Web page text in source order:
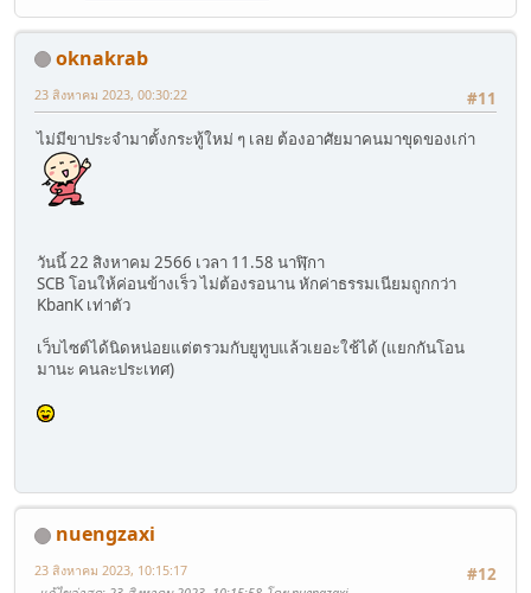
oknakrab
#11
23 สิงหาคม 2023, 00:30:22
ไม่มีขาประจำมาตั้งกระทู้ใหม่ ๆ เลย ต้องอาศัยมาคนมาขุดของเก่า
วันนี้ 22 สิงหาคม 2566 เวลา 11.58 นาฬฺิกา
SCB โอนให้ค่อนข้างเร็ว ไม่ต้องรอนาน หักค่าธรรมเนียมถูกกว่า
KbanK เท่าตัว
เว็บไซต์ได้นิดหน่อยแต่ตรวมกับยูทูบแล้วเยอะใช้ได้ (แยกกันโอน
มานะ คนละประเทศ)
nuengzaxi
#12
23 สิงหาคม 2023, 10:15:17